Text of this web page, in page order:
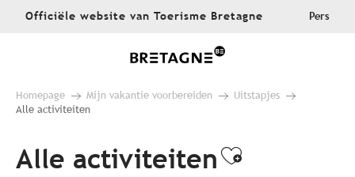
AllerOfficiële website van Toerisme Bretagne Pers
Homepage Mijn vakantie voorbereiden
Uitstapjes
Alle activiteiten
Alle activiteitenAjouter